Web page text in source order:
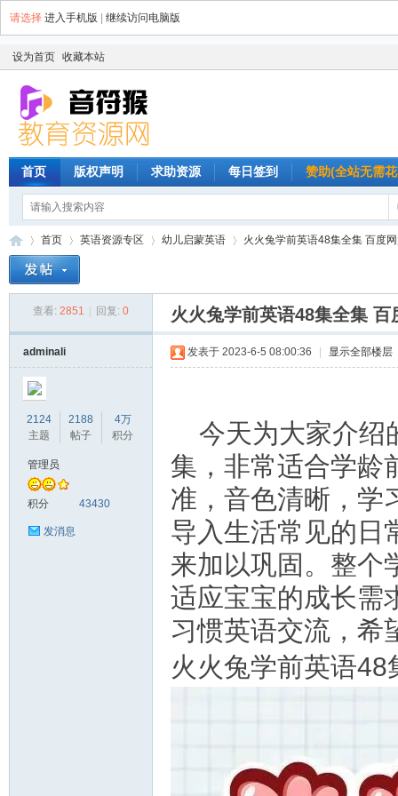
请选择 进入手机版 继续访问电脑版
设为首页 收藏本站
首页 版权声明 求助资源 每日签到 赞助(全站无需
首页
›
英语资源专区 幼儿启蒙英语
›
火火兔学前英语48集全集 百度
查看: 2851 回复: 0 火火兔学前英语48集全集 百
adminali
2124
主题
2188
帖子
4万
积分
管理员
积分 43430
发消息
发表于 2023-6-5 08:00:36 显示全部楼层
今天为大家介绍
集，非常适合学龄
准，音色清晰，学
导入生活常见的日
来加以巩固。整个
适应宝宝的成长需
习惯英语交流，希
火火兔学前英语